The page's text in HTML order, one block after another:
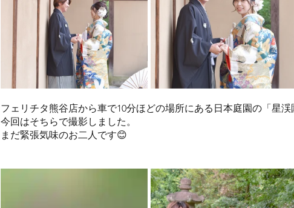
フェリチタ熊谷店から車で10分ほどの場所にある日本庭園の「星渓
今回はそちらで撮影しました。
まだ緊張気味のお二人です😊